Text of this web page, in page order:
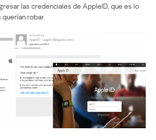
las credenciales de AppleID, que es lo
robar.